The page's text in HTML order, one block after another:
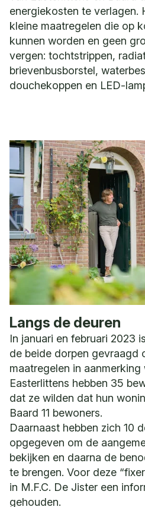
energiekosten te verlagen.
kleine maatregelen die op
kunnen worden en geen
vergen: tochtstrippen,
brievenbusborstel,
douchekoppen en LED-
Langs de deuren
In januari en februari 2023
de beide dorpen gevraagd
maatregelen in aanmerking
Easterlittens hebben 35
dat ze wilden dat hun
Baard 11 bewoners.
Daarnaast hebben zich 10
opgegeven om de
bekijken en daarna de
te brengen. Voor deze
in M.F.C. De Jister een
gehouden.